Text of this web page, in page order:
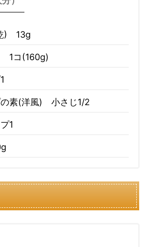
) 13g
1コ(160g)
の素(洋風) 小さじ1/2
1